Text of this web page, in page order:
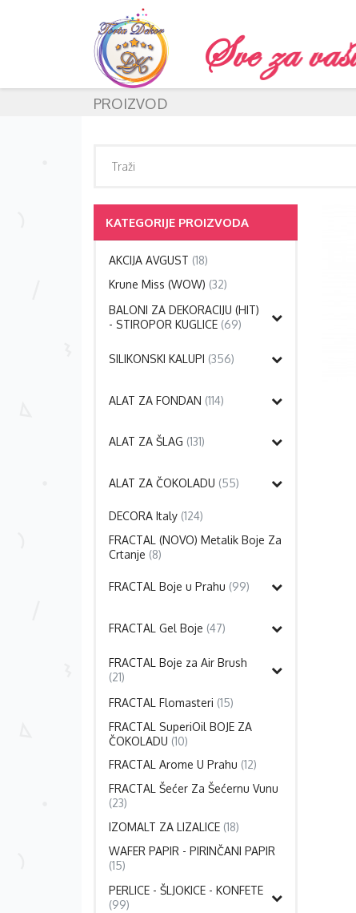
PROIZVOD
KATEGORIJE PROIZVODA
AKCIJA AVGUST (18)
Krune Miss (WOW) (32)
BALONI ZA DEKORACIJU (HIT)
- STIROPOR KUGLICE (69)
SILIKONSKI KALUPI (356)
ALAT ZA FONDAN (114)
ALAT ZA ŠLAG (131)
ALAT ZA ČOKOLADU (55)
DECORA Italy (124)
FRACTAL (NOVO) Metalik Boje Za
Crtanje (8)
FRACTAL Boje u Prahu (99)
FRACTAL Gel Boje (47)
FRACTAL Boje za Air Brush
(21)
FRACTAL Flomasteri (15)
FRACTAL SuperiOil BOJE ZA
ČOKOLADU (10)
FRACTAL Arome U Prahu (12)
FRACTAL Šećer Za Šećernu Vunu
(23)
IZOMALT ZA LIZALICE (18)
WAFER PAPIR - PIRINČANI PAPIR
(15)
PERLICE - ŠLJOKICE - KONFETE
(99)